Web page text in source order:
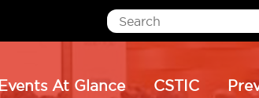
Events At Glance CSTIC